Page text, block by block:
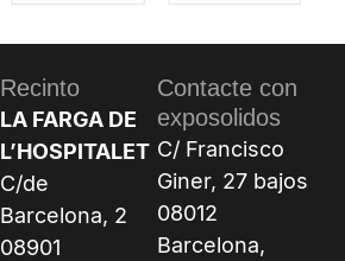
Recinto
LA FARGA DE
L’HOSPITALET
C/de
Barcelona, 2
08901
Contacte con
exposolidos
C/ Francisco
Giner, 27 bajos
08012
Barcelona,